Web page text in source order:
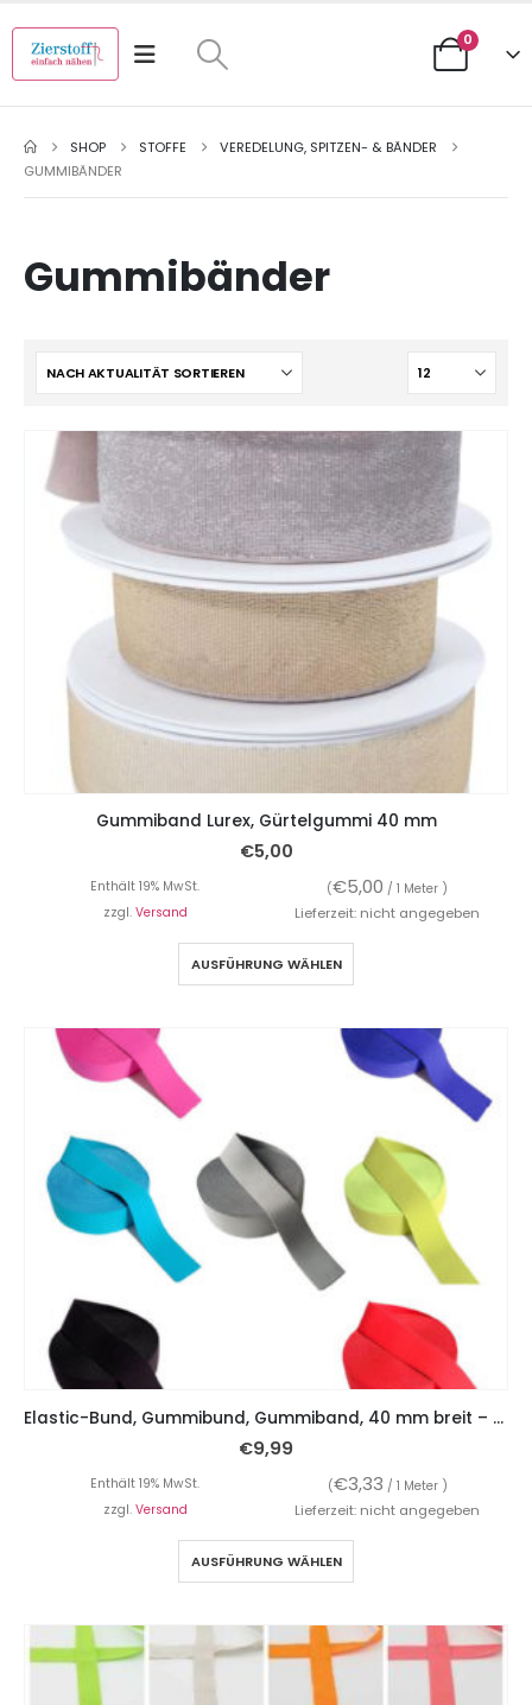
0
SHOP STOFFE
VEREDELUNG, SPITZEN- & BÄNDER
GUMMIBÄNDER
Gummibänder
Gummiband Lurex, Gürtelgummi 40 mm
€5,00
Enthält 19% MwSt. (€5,00 / 1 Meter )
zzgl. Versand Lieferzeit: nicht angegeben
AUSFÜHRUNG WÄHLEN
Elastic-Bund, Gummibund, Gummiband, 40 mm breit – 3 Meter
€9,99
Enthält 19% MwSt. (€3,33 / 1 Meter )
zzgl. Versand Lieferzeit: nicht angegeben
AUSFÜHRUNG WÄHLEN